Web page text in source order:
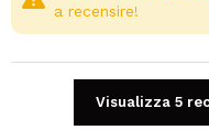
a recensire!
Visualizza 5